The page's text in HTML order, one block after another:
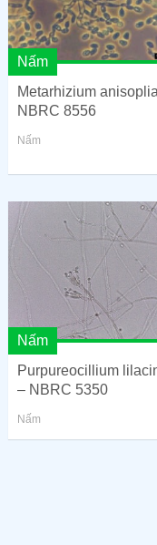
Nấm
Metarhizium
NBRC 8556
Nấm
Nấm
Purpureocillium
– NBRC 5350
Nấm